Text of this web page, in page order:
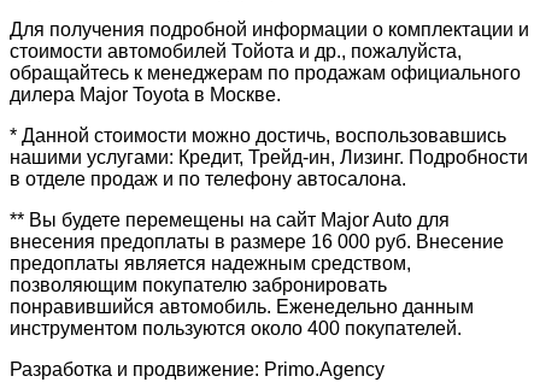
Для получения подробной информации о комплектации и
стоимости автомобилей Тойота и др., пожалуйста,
обращайтесь к менеджерам по продажам официального
дилера Major Toyota в Москве.
* Данной стоимости можно достичь, воспользовавшись
нашими услугами: Кредит, Трейд-ин, Лизинг. Подробности
в отделе продаж и по телефону автосалона.
** Вы будете перемещены на сайт Major Auto для
внесения предоплаты в размере 16 000 руб. Внесение
предоплаты является надежным средством,
позволяющим покупателю забронировать
понравившийся автомобиль. Еженедельно данным
инструментом пользуются около 400 покупателей.
Разработка и продвижение: Primo.Agency